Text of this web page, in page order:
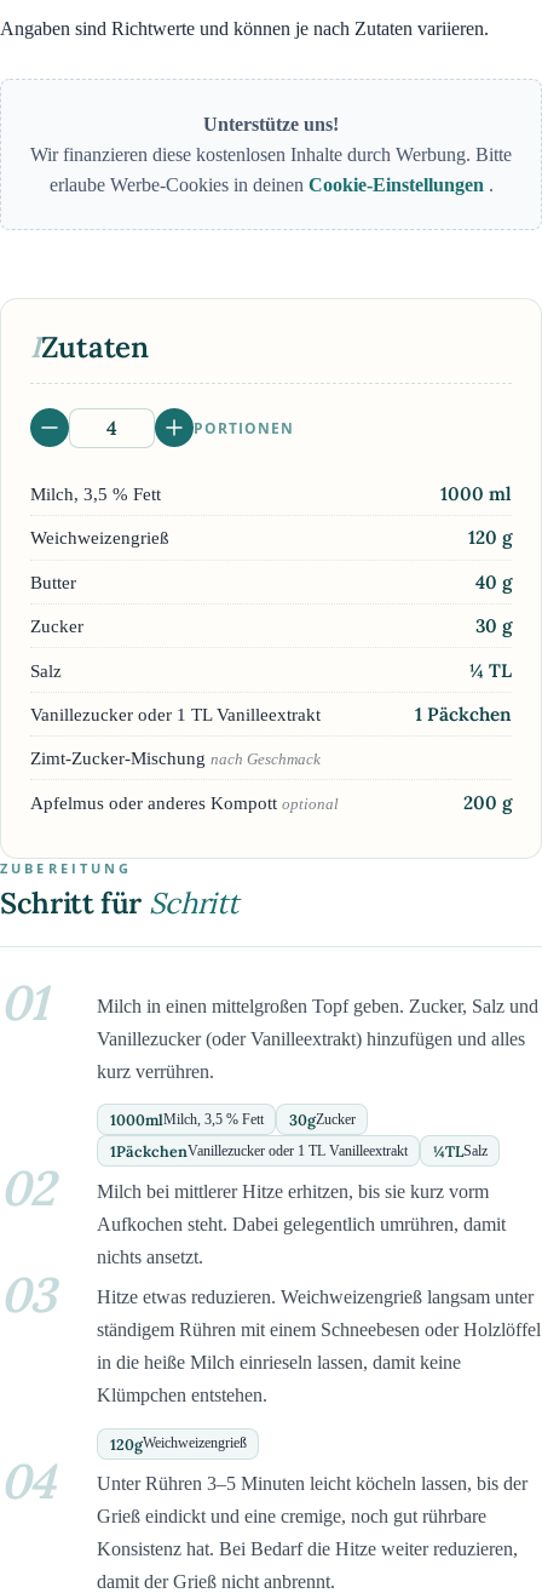
Angaben sind Richtwerte und können je nach Zutaten variieren.
Unterstütze uns!
Wir finanzieren diese kostenlosen Inhalte durch Werbung. Bitte
erlaube Werbe-Cookies in deinen Cookie-Einstellungen .
IZutaten
PORTIONEN
Milch, 3,5 % Fett 1000 ml
Weichweizengrieß 120 g
Butter 40 g
Zucker 30 g
Salz ¼ TL
Vanillezucker oder 1 TL Vanilleextrakt 1 Päckchen
Zimt-Zucker-Mischung nach Geschmack
Apfelmus oder anderes Kompott optional 200 g
ZUBEREITUNG
Schritt für Schritt
01
Milch in einen mittelgroßen Topf geben. Zucker, Salz und
Vanillezucker (oder Vanilleextrakt) hinzufügen und alles
kurz verrühren.
1000mlMilch, 3,5 % Fett 30gZucker
1PäckchenVanillezucker oder 1 TL Vanilleextrakt ¼TLSalz
02
Milch bei mittlerer Hitze erhitzen, bis sie kurz vorm
Aufkochen steht. Dabei gelegentlich umrühren, damit
nichts ansetzt.
03
Hitze etwas reduzieren. Weichweizengrieß langsam unter
ständigem Rühren mit einem Schneebesen oder Holzlöffel
in die heiße Milch einrieseln lassen, damit keine
Klümpchen entstehen.
120gWeichweizengrieß
04
Unter Rühren 3–5 Minuten leicht köcheln lassen, bis der
Grieß eindickt und eine cremige, noch gut rührbare
Konsistenz hat. Bei Bedarf die Hitze weiter reduzieren,
damit der Grieß nicht anbrennt.